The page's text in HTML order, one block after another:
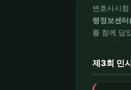
변호사시험
령정보센터
를 함께 담
제3회 민